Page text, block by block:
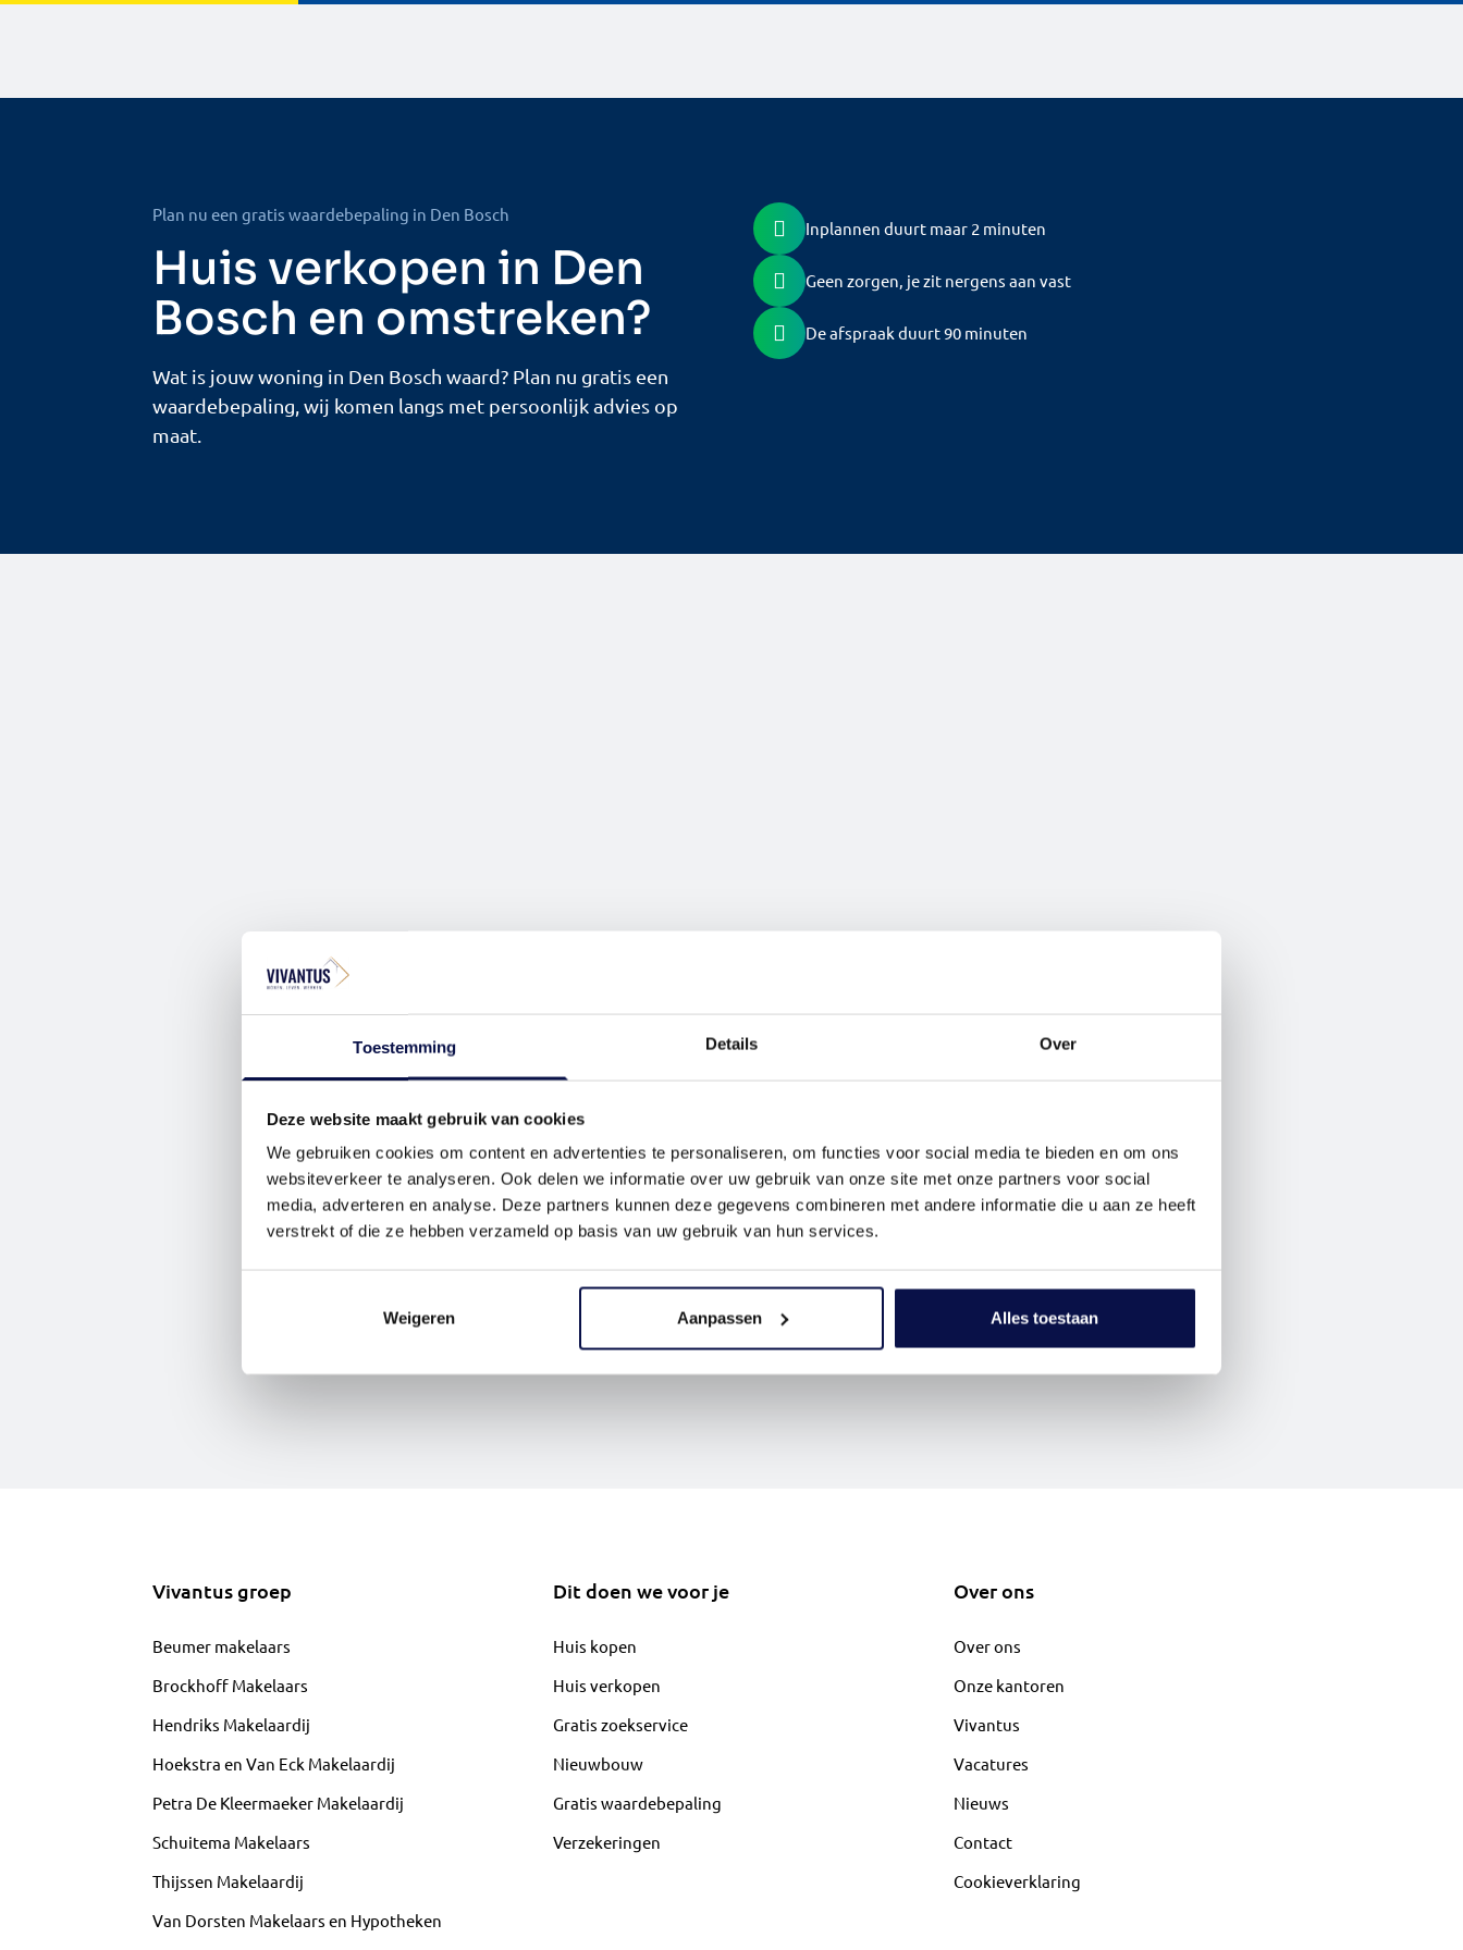
Toestemming Details Over
Deze website maakt gebruik van cookies
We gebruiken cookies om content en advertenties te personaliseren, om functies voor social media te bieden en om ons
websiteverkeer te analyseren. Ook delen we informatie over uw gebruik van onze site met onze partners voor social
media, adverteren en analyse. Deze partners kunnen deze gegevens combineren met andere informatie die u aan ze heeft
verstrekt of die ze hebben verzameld op basis van uw gebruik van hun services.
Weigeren Aanpassen Alles toestaan
Plan nu een gratis waardebepaling in Den Bosch
Huis verkopen in Den
Bosch en omstreken?
Wat is jouw woning in Den Bosch waard? Plan nu gratis een
waardebepaling, wij komen langs met persoonlijk advies op
maat.
Inplannen duurt maar 2 minuten
Geen zorgen, je zit nergens aan vast
De afspraak duurt 90 minuten
Vivantus groep
Beumer makelaars
Brockhoff Makelaars
Hendriks Makelaardij
Hoekstra en Van Eck Makelaardij
Petra De Kleermaeker Makelaardij
Schuitema Makelaars
Thijssen Makelaardij
Van Dorsten Makelaars en Hypotheken
Dit doen we voor je
Huis kopen
Huis verkopen
Gratis zoekservice
Nieuwbouw
Gratis waardebepaling
Verzekeringen
Over ons
Over ons
Onze kantoren
Vivantus
Vacatures
Nieuws
Contact
Cookieverklaring